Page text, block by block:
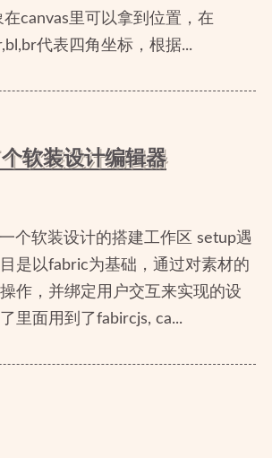
canvas里可以拿到位置，在
代表四角坐标，根据...
软装设计编辑器
个软装设计的搭建工作区 setup遇
是以fabric为基础，通过对素材的
作，并绑定用户交互来实现的设
里面用到了fabircjs, ca...